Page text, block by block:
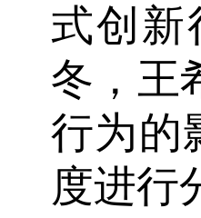
式创新
冬，王
行为的
度进行